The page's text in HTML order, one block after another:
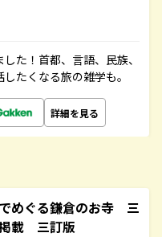
た！首都、言語、民族、
たくなる旅の雑学も。
詳細を見る
めぐる鎌倉のお寺 三
載 三訂版